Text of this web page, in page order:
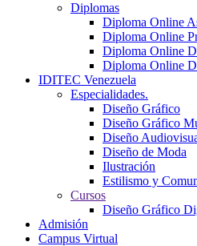
Diplomas
Diploma Online
Diploma Online
Diploma Online
Diploma Online
IDITEC Venezuela
Especialidades.
Diseño Gráfico
Diseño Gráfico
Diseño
Diseño de Moda
Ilustración
Estilismo y
Cursos
Diseño Gráfico
Admisión
Campus Virtual